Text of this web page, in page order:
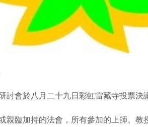
討會於八月二十九日彩虹雷藏寺投票決
親臨加持的法會，所有參加的上師、